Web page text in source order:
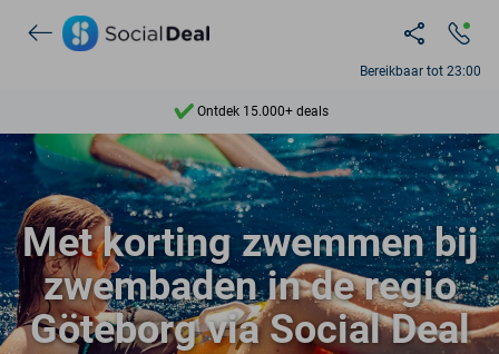
Bereikbaar tot 23:00
Ontdek 15.000+ deals
7 dagen per week beschikbaar
10+ miljoen leden
9,4
Ontdek 15.000+ deals
Met korting zwemmen bij
zwembaden in de regio
Göteborg via Social Deal